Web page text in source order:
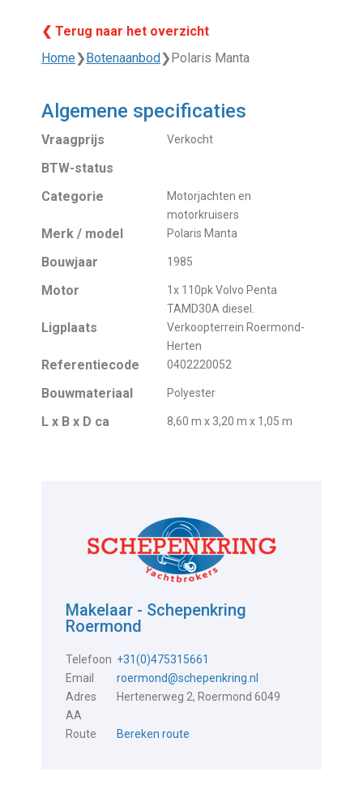
❮ Terug naar het overzicht
Home❯ Botenaanbod ❯ Polaris Manta
Algemene specificaties
Vraagprijs Verkocht
BTW-status
Categorie
Motorjachten en
motorkruisers
Merk / model Polaris Manta
Bouwjaar 1985
Motor
1x 110pk Volvo Penta
TAMD30A diesel.
Ligplaats
Verkoopterrein Roermond-
Herten
Referentiecode 0402220052
Bouwmateriaal Polyester
L x B x D ca 8,60 m x 3,20 m x 1,05 m
Makelaar - Schepenkring
Roermond
Telefoon +31(0)475315661
Email
roermond@schepenkring.nl
Adres
Hertenerweg 2, Roermond 6049
AA
Route
Bereken route